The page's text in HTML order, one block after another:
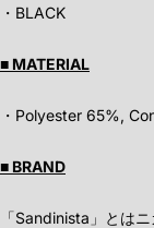
・BLACK
■ MATERIAL
・Polyester 65%,
■ BRAND
「Sandinista」とは